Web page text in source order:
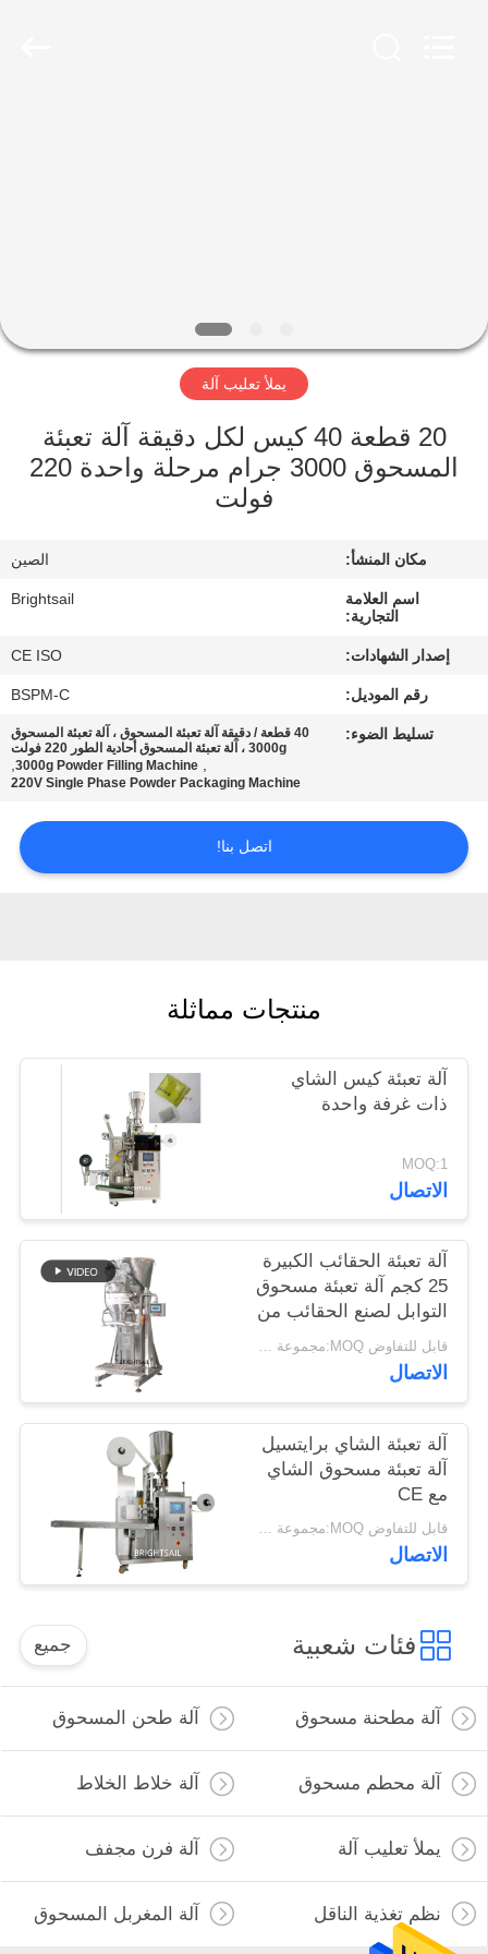
فيديو
المعمل
مراقبة
الجودة
أخبار
PRIVACY
يملأ تعليب آلة
20 قطعة 40 كيس لكل دقيقة آلة تعبئة
المسحوق 3000 جرام مرحلة واحدة 220
فولت
مكان المنشأ: الصين
اسم العلامة
التجارية:
Brightsail
إصدار الشهادات: CE ISO
رقم الموديل: BSPM-C
تسليط الضوء:
40 قطعة / دقيقة آلة تعبئة المسحوق ، آلة تعبئة المسحوق
3000g ، آلة تعبئة المسحوق أحادية الطور 220 فولت
,
3000g Powder Filling Machine
,
220V Single Phase Powder Packaging Machine
اتصل بنا!
منتجات مماثلة
آلة تعبئة كيس الشاي
ذات غرفة واحدة
MOQ:1
الاتصال
آلة تعبئة الحقائب الكبيرة
25 كجم آلة تعبئة مسحوق
التوابل لصنع الحقائب من
برايتسيل
قابل للتفاوض MOQ:مجموعة واحدة
الاتصال
آلة تعبئة الشاي برايتسيل
آلة تعبئة مسحوق الشاي
مع CE
قابل للتفاوض MOQ:مجموعة واحدة
الاتصال
فئات شعبية جميع
آلة مطحنة مسحوق آلة طحن المسحوق
آلة محطم مسحوق آلة خلاط الخلاط
يملأ تعليب آلة آلة فرن مجفف
نظم تغذية الناقل آلة المغربل المسحوق